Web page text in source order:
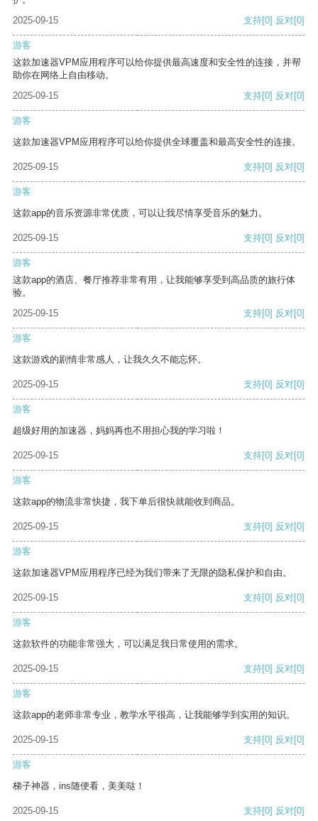
2025-09-15
支持[0] 反对[0]
游客
这款加速器VPM应用程序可以给你提供最高速度和安全性的连接，并帮
助你在网络上自由移动。
2025-09-15
支持[0] 反对[0]
游客
这款加速器VPM应用程序可以给你提供全球覆盖和最高安全性的连接。
2025-09-15 支持[0] 反对[0]
游客
这款app的音乐资源非常优质，可以让我尽情享受音乐的魅力。
2025-09-15 支持[0] 反对[0]
游客
这款app的酒店、餐厅推荐非常有用，让我能够享受到高品质的旅行体
验。
2025-09-15
支持[0] 反对[0]
游客
这款游戏的剧情非常感人，让我久久不能忘怀。
2025-09-15 支持[0] 反对[0]
游客
超级好用的加速器，妈妈再也不用担心我的学习啦！
2025-09-15 支持[0] 反对[0]
游客
这款app的物流非常快捷，我下单后很快就能收到商品。
2025-09-15 支持[0] 反对[0]
游客
这款加速器VPM应用程序已经为我们带来了无限的隐私保护和自由。
2025-09-15 支持[0] 反对[0]
游客
这款软件的功能非常强大，可以满足我日常使用的需求。
2025-09-15 支持[0] 反对[0]
游客
这款app的老师非常专业，教学水平很高，让我能够学到实用的知识。
2025-09-15 支持[0] 反对[0]
游客
梯子神器，ins随便看，美美哒！
2025-09-15 支持[0] 反对[0]